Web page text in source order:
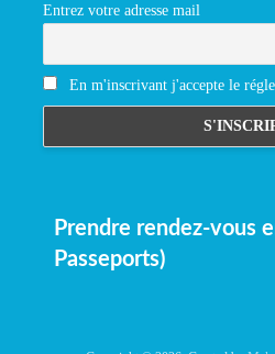
Entrez votre adresse mail
En m'inscrivant j'accepte le
Prendre rendez-vous
Passeports)